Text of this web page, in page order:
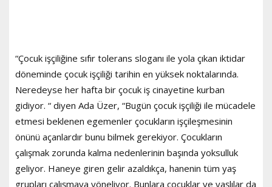
“Çocuk işçiliğine sıfır tolerans sloganı ile yola çıkan iktidar
döneminde çocuk işçiliği tarihin en yüksek noktalarında.
Neredeyse her hafta bir çocuk iş cinayetine kurban
gidiyor. “ diyen Ada Üzer, “Bugün çocuk işçiliği ile mücadele
etmesi beklenen egemenler çocukların işçileşmesinin
önünü açanlardır bunu bilmek gerekiyor. Çocukların
çalışmak zorunda kalma nedenlerinin başında yoksulluk
geliyor. Haneye giren gelir azaldıkça, hanenin tüm yaş
grupları çalışmaya yöneliyor. Bunlara çocuklar ve yaşlılar da